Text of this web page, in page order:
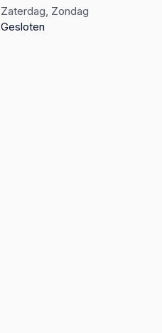
Zaterdag, Zondag
Gesloten